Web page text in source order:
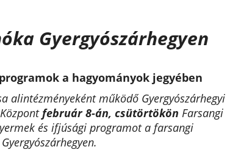
Gyergyószárhegyen
a hagyományok jegyében
alintézményeként működő Gyergyószárhegyi
február 8-án, csütörtökön Farsangi
és ifjúsági programota farsangi
.